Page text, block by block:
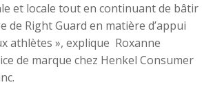
et locale tout en continuant de bâtir
de Right Guard en matière d’appui
athlètes », explique Roxanne
de marque chez Henkel Consumer